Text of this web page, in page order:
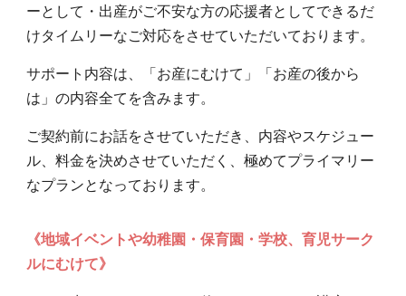
ーとして・出産がご不安な方の応援者としてできるだ
けタイムリーなご対応をさせていただいております。
サポート内容は、「お産にむけて」「お産の後から
は」の内容全てを含みます。
ご契約前にお話をさせていただき、内容やスケジュー
ル、料金を決めさせていただく、極めてプライマリー
なプランとなっております。
《地域イベントや幼稚園・保育園・学校、育児サーク
ルにむけて》